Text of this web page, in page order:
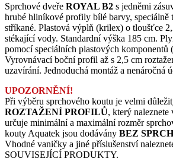
Sprchové dveře ROYAL B2 s jedněmi
hrubé hliníkové profily bílé barvy, speciálně
stříkané. Plastová výplň (krilex) o tloušťce
stékající vody. Standardní výška 185 cm.
pomocí speciálních plastových komponentů
Vyrovnávací boční profil až s 2,5 cm
uzavírání. Jednoduchá montáž a nenáročná
UPOZORNĚNÍ!
Při výběru sprchového koutu je velmi
ROZTAŽENÍ PROFILŮ, který naleznete
určuje minimální a maximální rozměr
kouty Aquatek jsou dodávány BEZ
Vhodné vaničky a jiné příslušenství
SOUVISEJÍCÍ PRODUKTY.